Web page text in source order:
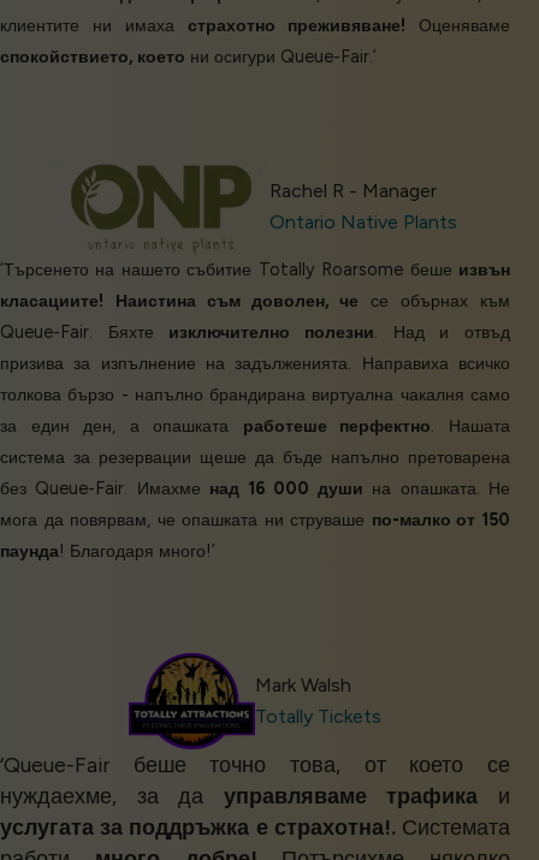
клиентите ни имаха страхотно преживяване! Оценяваме
спокойствието, което ни осигури Queue-Fair.’
Rachel R - Manager
Ontario Native Plants
‘Търсенето на нашето събитие Totally Roarsome беше извън
класациите!
Наистина съм доволен, че се обърнах към
Queue-Fair. Бяхте изключително полезни. Над и отвъд
призива за изпълнение на задълженията. Направиха всичко
толкова бързо - напълно брандирана виртуална чакалня само
за един ден, а опашката работеше перфектно. Нашата
система за резервации щеше да бъде напълно претоварена
без Queue-Fair. Имахме над 16 000 души на опашката. Не
мога да повярвам, че опашката ни струваше по-малко от 150
паунда! Благодаря много!’
Mark Walsh
Totally Tickets
‘Queue-Fair беше точно това, от което се
нуждаехме, за да управляваме трафика и
услугата за поддръжка е страхотна!. Системата